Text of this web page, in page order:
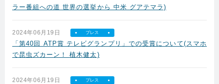
ラー番組への道 世界の選挙から 中米 グアテマラ)
2024年06月19日 プレス
「第40回 ATP賞 テレビグランプリ」での受賞について(スマホ
で昆虫ズカーン！ 植木健太)
2024年06月19日 プレス